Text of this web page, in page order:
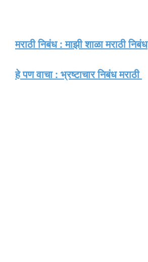
मराठी निबंध : माझी शाळा मराठी निबंध
हे पण वाचा : भ्रष्टाचार निबंध मराठी